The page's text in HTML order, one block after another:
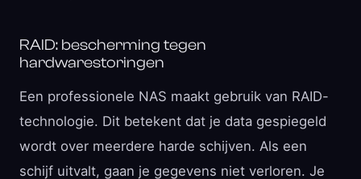
RAID: bescherming tegen
hardwarestoringen
Een professionele NAS maakt gebruik van RAID-
technologie. Dit betekent dat je data gespiegeld
wordt over meerdere harde schijven. Als een
schijf uitvalt, gaan je gegevens niet verloren. Je